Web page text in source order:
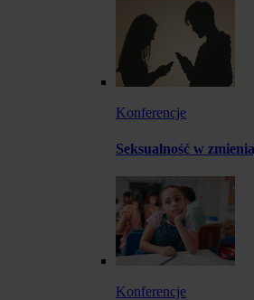
Konferencje
Seksualność w
Konferencje